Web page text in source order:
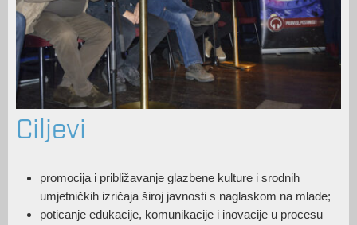
Ciljevi
promocija i približavanje glazbene kulture i srodnih
umjetničkih izričaja široj javnosti s naglaskom na mlade;
poticanje edukacije, komunikacije i inovacije u procesu